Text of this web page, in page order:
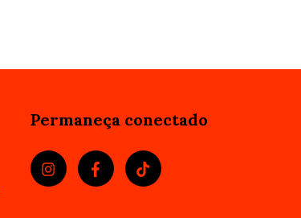
Permaneça conectado